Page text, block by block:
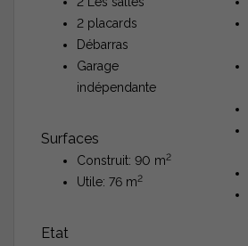
2 placards
Débarras
Garage
indépendante
Surfaces
Construit: 90 m2
Utile: 76 m2
Etat